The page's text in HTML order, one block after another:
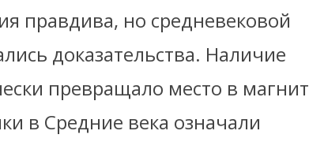
правдива, но средневековой
доказательства. Наличие
превращало место в магнит
в Средние века означали